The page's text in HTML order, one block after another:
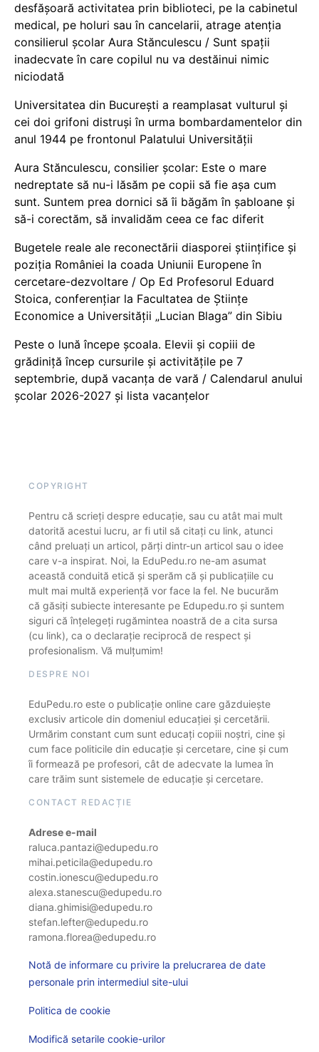
desfășoară activitatea prin biblioteci, pe la cabinetul
medical, pe holuri sau în cancelarii, atrage atenția
consilierul școlar Aura Stănculescu / Sunt spații
inadecvate în care copilul nu va destăinui nimic
niciodată
Universitatea din București a reamplasat vulturul și
cei doi grifoni distruși în urma bombardamentelor din
anul 1944 pe frontonul Palatului Universității
Aura Stănculescu, consilier școlar: Este o mare
nedreptate să nu-i lăsăm pe copii să fie așa cum
sunt. Suntem prea dornici să îi băgăm în șabloane și
să-i corectăm, să invalidăm ceea ce fac diferit
Bugetele reale ale reconectării diasporei științifice și
poziția României la coada Uniunii Europene în
cercetare-dezvoltare / Op Ed Profesorul Eduard
Stoica, conferențiar la Facultatea de Științe
Economice a Universității „Lucian Blaga” din Sibiu
Peste o lună începe școala. Elevii și copiii de
grădiniță încep cursurile și activitățile pe 7
septembrie, după vacanța de vară / Calendarul anului
școlar 2026-2027 și lista vacanțelor
COPYRIGHT
Pentru că scrieți despre educație, sau cu atât mai mult
datorită acestui lucru, ar fi util să citați cu link, atunci
când preluați un articol, părți dintr-un articol sau o idee
care v-a inspirat. Noi, la EduPedu.ro ne-am asumat
această conduită etică și sperăm că și publicațiile cu
mult mai multă experiență vor face la fel. Ne bucurăm
că găsiți subiecte interesante pe Edupedu.ro și suntem
siguri că înțelegeți rugămintea noastră de a cita sursa
(cu link), ca o declarație reciprocă de respect și
profesionalism. Vă mulțumim!
DESPRE NOI
EduPedu.ro este o publicație online care găzduiește
exclusiv articole din domeniul educației și cercetării.
Urmărim constant cum sunt educați copiii noștri, cine și
cum face politicile din educație și cercetare, cine și cum
îi formează pe profesori, cât de adecvate la lumea în
care trăim sunt sistemele de educație și cercetare.
CONTACT REDACȚIE
Adrese e-mail
raluca.pantazi@edupedu.ro
mihai.peticila@edupedu.ro
costin.ionescu@edupedu.ro
alexa.stanescu@edupedu.ro
diana.ghimisi@edupedu.ro
stefan.lefter@edupedu.ro
ramona.florea@edupedu.ro
Notă de informare cu privire la prelucrarea de date
personale prin intermediul site-ului
Politica de cookie
Modifică setarile cookie-urilor